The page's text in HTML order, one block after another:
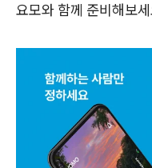
요모와 함께 준비해보